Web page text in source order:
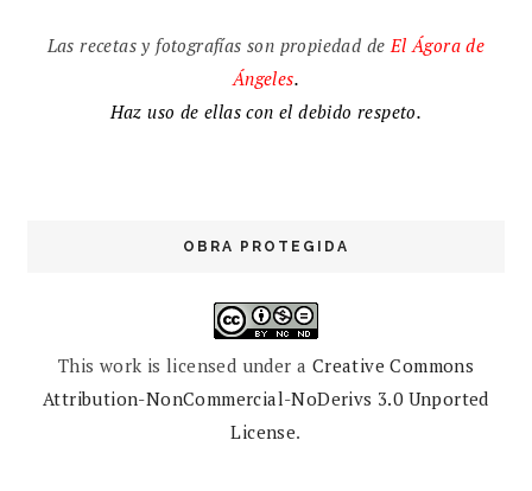
Las recetas y fotografías son propiedad de ElÁgora de
Ángeles.
Haz uso de ellas con el debido respeto.
OBRA PROTEGIDA
This work is licensed under a Creative Commons
Attribution-NonCommercial-NoDerivs 3.0 Unported
License.